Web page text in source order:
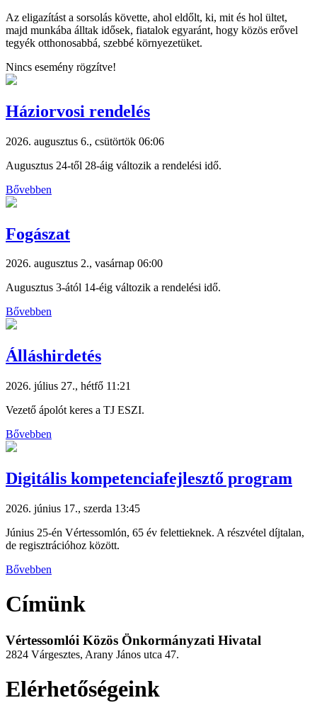
Az eligazítást a sorsolás követte, ahol eldőlt, ki, mit és hol ültet,
majd munkába álltak idősek, fiatalok egyaránt, hogy közös erővel
tegyék otthonosabbá, szebbé környezetüket.
Nincs esemény rögzítve!
Háziorvosi rendelés
2026. augusztus 6., csütörtök 06:06
Augusztus 24-től 28-áig változik a rendelési idő.
Bővebben
Fogászat
2026. augusztus 2., vasárnap 06:00
Augusztus 3-ától 14-éig változik a rendelési idő.
Bővebben
Álláshirdetés
2026. július 27., hétfő 11:21
Vezető ápolót keres a TJ ESZI.
Bővebben
Digitális kompetenciafejlesztő program
2026. június 17., szerda 13:45
Június 25-én Vértessomlón, 65 év felettieknek. A részvétel díjtalan,
de regisztrációhoz között.
Bővebben
Címünk
Vértessomlói Közös Önkormányzati Hivatal
2824 Várgesztes, Arany János utca 47.
Elérhetőségeink